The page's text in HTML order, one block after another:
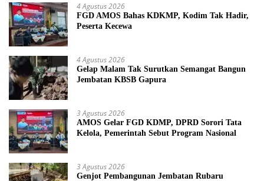
4 Agustus 2026
FGD AMOS Bahas KDKMP, Kodim Tak Hadir,
Peserta Kecewa
4 Agustus 2026
Gelap Malam Tak Surutkan Semangat Bangun
Jembatan KBSB Gapura
3 Agustus 2026
AMOS Gelar FGD KDMP, DPRD Sorori Tata
Kelola, Pemerintah Sebut Program Nasional
3 Agustus 2026
Genjot Pembangunan Jembatan Rubaru